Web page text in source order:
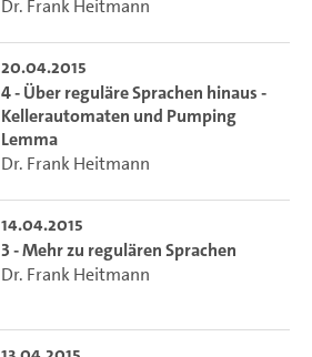
Dr. Frank Heitmann
20.04.2015
4 - Über reguläre Sprachen hinaus -
Kellerautomaten und Pumping
Lemma
Dr. Frank Heitmann
14.04.2015
3 - Mehr zu regulären Sprachen
Dr. Frank Heitmann